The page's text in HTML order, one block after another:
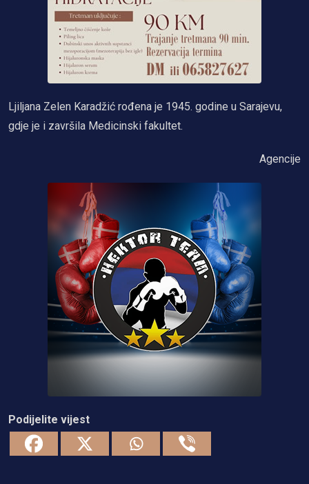
Ljiljana Zelen Karadžić rođena je 1945. godine u Sarajevu,
gdje je i završila Medicinski fakultet.
Agencije
Podijelite vijest